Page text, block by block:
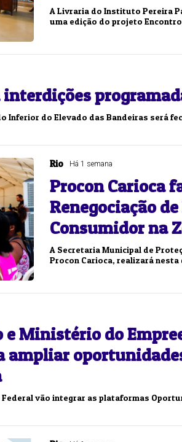
A Livraria do Instituto Pereira
uma edição do projeto
interdições
Inferior do Elevado das Bandeiras será
Rio Há 1 semana
Procon Carioca
Renegociação
Consumidor na
A Secretaria Municipal de
Procon Carioca, realizará
e Ministério do
ampliar
vão integrar as plataformas
Lotomania
Concurso 2960 (07/08/26)
11
29 43 46 49 50